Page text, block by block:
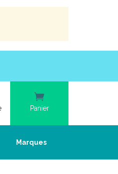
Panier
Marques